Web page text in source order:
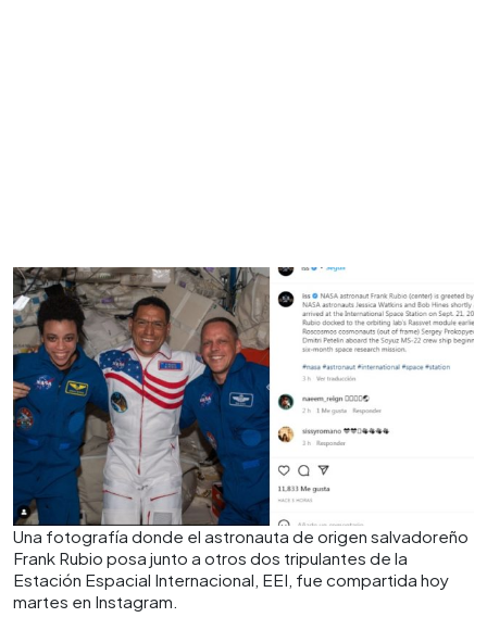
Una fotografía donde el astronauta de origen salvadoreño
Frank Rubio posa junto a otros dos tripulantes de la
Estación Espacial Internacional, EEI, fue compartida hoy
martes en Instagram.